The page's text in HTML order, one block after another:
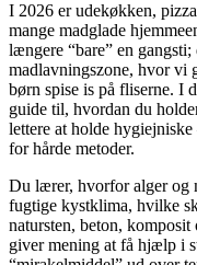
I 2026 er udekøkken,
mange madglade
længere “bare” en
madlavningszone, hvor vi
børn spise is på fliserne. I
guide til, hvordan du
lettere at holde
for hårde metoder.
Du lærer, hvorfor alger og
fugtige kystklima, hvilke
natursten, beton,
giver mening at få hjælp i